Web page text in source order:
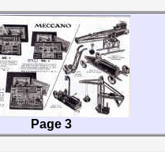
Page 3